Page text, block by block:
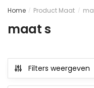
Home / Product Maat /
maat s
Filters weergeven